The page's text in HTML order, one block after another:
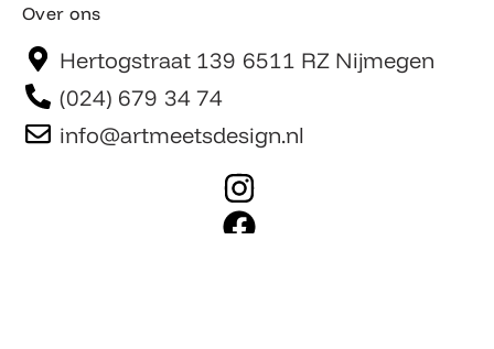
Over ons
Hertogstraat 139 6511 RZ Nijmegen
(024) 679 34 74
info@artmeetsdesign.nl
I
n
F